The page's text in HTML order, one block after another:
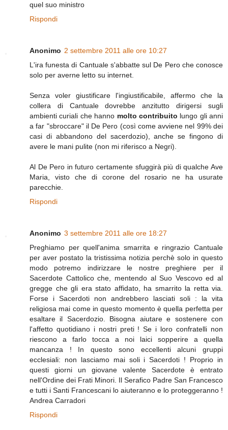
quel suo ministro
Rispondi
Anonimo 2 settembre 2011 alle ore 10:27
L'ira funesta di Cantuale s'abbatte sul De Pero che conosce
solo per averne letto su internet.
Senza voler giustificare l'ingiustificabile, affermo che la
collera di Cantuale dovrebbe anzitutto dirigersi sugli
ambienti curiali che hanno molto contribuito lungo gli anni
a far "sbroccare" il De Pero (così come avviene nel 99% dei
casi di abbandono del sacerdozio), anche se fingono di
avere le mani pulite (non mi riferisco a Negri).
Al De Pero in futuro certamente sfuggirà più di qualche Ave
Maria, visto che di corone del rosario ne ha usurate
parecchie.
Rispondi
Anonimo 3 settembre 2011 alle ore 18:27
Preghiamo per quell'anima smarrita e ringrazio Cantuale
per aver postato la tristissima notizia perchè solo in questo
modo potremo indirizzare le nostre preghiere per il
Sacerdote Cattolico che, mentendo al Suo Vescovo ed al
gregge che gli era stato affidato, ha smarrito la retta via.
Forse i Sacerdoti non andrebbero lasciati soli : la vita
religiosa mai come in questo momento è quella perfetta per
esaltare il Sacerdozio. Bisogna aiutare e sostenere con
l'affetto quotidiano i nostri preti ! Se i loro confratelli non
riescono a farlo tocca a noi laici sopperire a quella
mancanza ! In questo sono eccellenti alcuni gruppi
ecclesiali: non lasciamo mai soli i Sacerdoti ! Proprio in
questi giorni un giovane valente Sacerdote è entrato
nell'Ordine dei Frati Minori. Il Serafico Padre San Francesco
e tutti i Santi Francescani lo aiuteranno e lo proteggeranno !
Andrea Carradori
Rispondi